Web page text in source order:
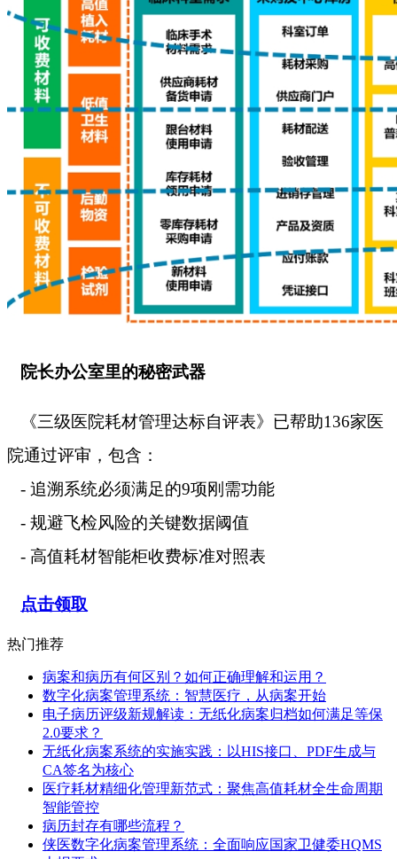
院长办公室里的秘密武器
《三级医院耗材管理达标自评表》已帮助136家医
院通过评审，包含：
- 追溯系统必须满足的9项刚需功能
- 规避飞检风险的关键数据阈值
- 高值耗材智能柜收费标准对照表
点击领取
热门推荐
病案和病历有何区别？如何正确理解和运用？
数字化病案管理系统：智慧医疗，从病案开始
电子病历评级新规解读：无纸化病案归档如何满足等保
2.0要求？
无纸化病案系统的实施实践：以HIS接口、PDF生成与
CA签名为核心
医疗耗材精细化管理新范式：聚焦高值耗材全生命周期
智能管控
病历封存有哪些流程？
侠医数字化病案管理系统：全面响应国家卫健委HQMS